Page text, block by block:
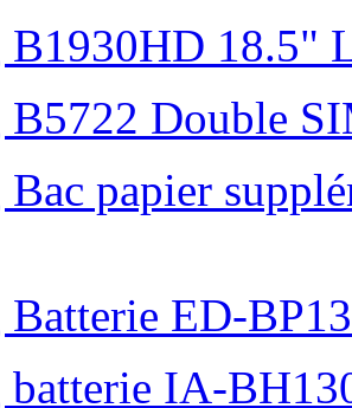
B1930HD 18.5"
B5722 Double
Bac papier
Batterie ED-
batterie IA-